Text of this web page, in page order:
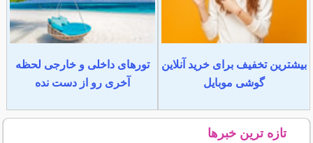
بیشترین تخفیف برای خرید آنلاین
گوشی موبایل
تورهای داخلی و خارجی لحظه
آخری رو از دست نده
تازه ترین خبرها